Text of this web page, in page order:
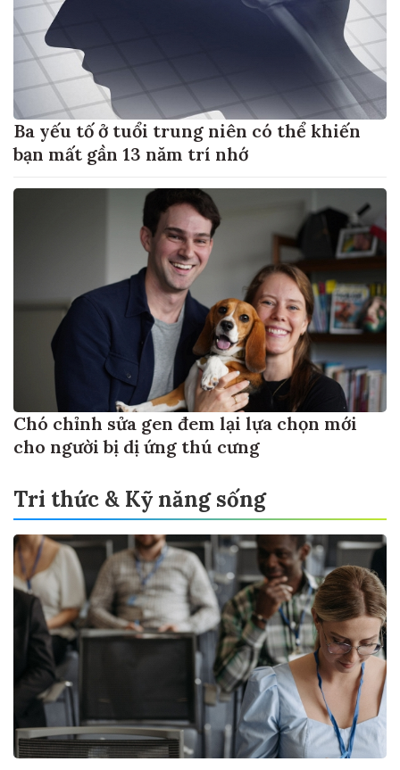
Ba yếu tố ở tuổi trung niên có thể khiến
bạn mất gần 13 năm trí nhớ
Chó chỉnh sửa gen đem lại lựa chọn mới
cho người bị dị ứng thú cưng
Tri thức & Kỹ năng sống